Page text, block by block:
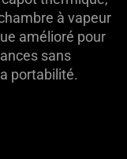
à vapeur
amélioré pour
sans
portabilité.